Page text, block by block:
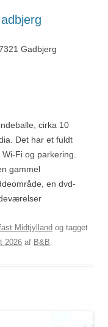
Gadbjerg
cirka 10
Det har et fuldt
Fi og parkering.
gammel
en dvd-
Midtjylland og tagget
2026 af B&B